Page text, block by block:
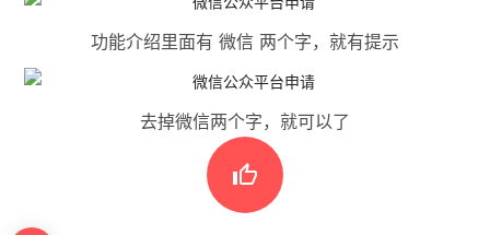
功能介绍里面有 微信 两个字，就有提示
去掉微信两个字，就可以了
